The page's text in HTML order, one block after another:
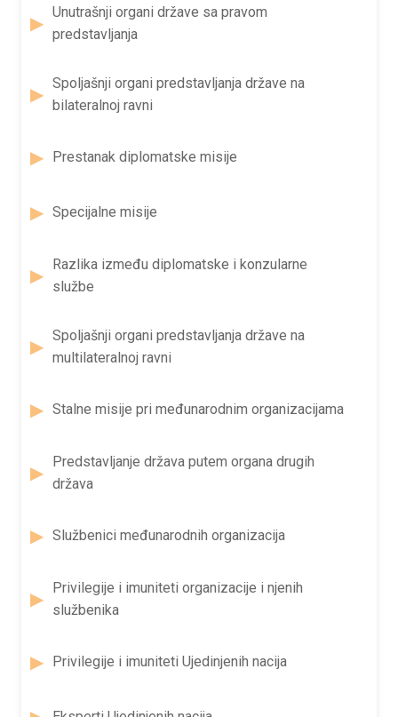
Unutrašnji organi države sa pravom
predstavljanja
Spoljašnji organi predstavljanja države na
bilateralnoj ravni
Prestanak diplomatske misije
Specijalne misije
Razlika između diplomatske i konzularne
službe
Spoljašnji organi predstavljanja države na
multilateralnoj ravni
Stalne misije pri međunarodnim organizacijama
Predstavljanje država putem organa drugih
država
Službenici međunarodnih organizacija
Privilegije i imuniteti organizacije i njenih
službenika
Privilegije i imuniteti Ujedinjenih nacija